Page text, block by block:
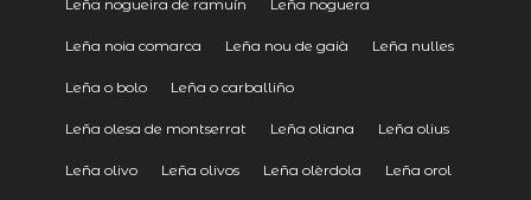
Leña nogueira de ramuín Leña noguera
Leña noia comarca Leña nou de gaià Leña nulles
Leña o bolo Leña o carballiño
Leña olesa de montserrat Leña oliana Leña olius
Leña olivo Leña olivos Leña olèrdola Leña orol